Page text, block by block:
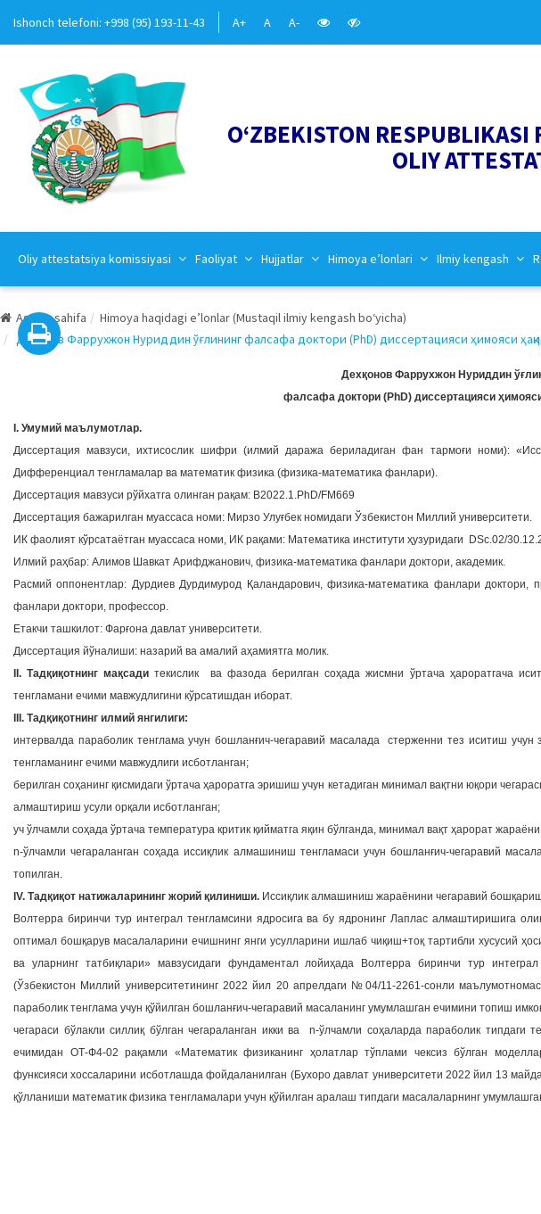
Ishonch telefoni: +998 (95) 193-11-43 A+ A A-
O‘ZBEKISTON
OLIY
Oliy attestatsiya komissiyasi Faoliyat Hujjatlar Himoya e’lonlari Ilmiy kengash
Asosiy sahifa
Himoya haqidagi e’lonlar (Mustaqil ilmiy kengash bo‘yicha)
Дехқонов Фаррухжон Нуриддин ўғлининг фалсафа доктори (PhD) диссертацияси ҳимояси
Дехқонов Фаррухжон Нуриддин
фалсафа доктори (PhD) диссертацияси
I. Умумий маълумотлар.
Диссертация мавзуси, ихтисослик шифри (илмий даража бериладиган фан тармоғи номи):
Дифференциал тенгламалар ва математик физика (физика-математика фанлари).
Диссертация мавзуси рўйхатга олинган рақам: В2022.1.PhD/FM669
Диссертация бажарилган муассаса номи: Мирзо Улуғбек номидаги Ўзбекистон Миллий университети.
ИК фаолият кўрсатаётган муассаса номи, ИК рақами: Математика институти ҳузуридаги DSc.02/
Илмий раҳбар: Алимов Шавкат Арифджанович, физика-математика фанлари доктори, академик.
Расмий оппонентлар: Дурдиев Дурдимурод Қаландарович, физика-математика фанлари доктори,
фанлари доктори, профессор.
Етакчи ташкилот: Фарғона давлат университети.
Диссертация йўналиши: назарий ва амалий аҳамиятга молик.
II. Тадқиқотнинг мақсадитекислик ва фазода берилган соҳада жисмни ўртача ҳароратгача
тенгламани ечими мавжудлигини кўрсатишдан иборат.
III. Тадқиқотнинг илмий янгилиги:
интервалда параболик тенглама учун бошланғич-чегаравий масалада стерженни тез иситиш учун
тенгламанинг ечими мавжудлиги исботланган;
берилган соҳанинг қисмидаги ўртача ҳароратга эришиш учун кетадиган минимал вақтни юқори
алмаштириш усули орқали исботланган;
уч ўлчамли соҳада ўртача температура критик қийматга яқин бўлганда, минимал вақт ҳарорат
n-ўлчамли чегараланган соҳада иссиқлик алмашиниш тенгламаси учун бошланғич-чегаравий
топилган.
IV. Тадқиқот натижаларининг жорий қилиниши. Иссиқлик алмашиниш жараёнини чегаравий
Волтерра биринчи тур интеграл тенгламсини ядросига ва бу ядронинг Лаплас алмаштиришига
оптимал бошқарув масалаларини ечишнинг янги усулларини ишлаб чиқиш+тоқ тартибли хусусий
ва уларнинг татбиқлари» мавзусидаги фундаментал лойиҳада Волтерра биринчи тур
(Ўзбекистон Миллий университетининг 2022 йил 20 апрелдаги №04/11-2261-сонли
параболик тенглама учун қўйилган бошланғич-чегаравий масаланинг умумлашган ечимини топиш
чегараси бўлакли силлиқ бўлган чегараланган икки ва n-ўлчамли соҳаларда параболик типдаги
ечимидан ОТ-Ф4-02 рақамли «Математик физиканинг ҳолатлар тўплами чексиз бўлган
функсияси хоссаларини исботлашда фойдаланилган (Бухоро давлат университети 2022 йил 13
қўлланиши математик физика тенгламалари учун қўйилган аралаш типдаги масалаларнинг